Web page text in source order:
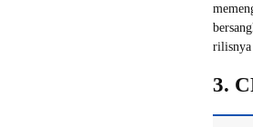
rilisnya
3.